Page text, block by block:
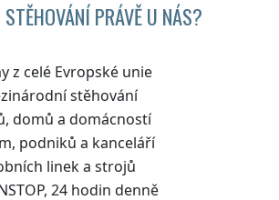
PRÁVĚ U NÁS?
z celé Evropské unie
stěhování
domů a domácností
podniků a kanceláří
linek a strojů
24 hodin denně